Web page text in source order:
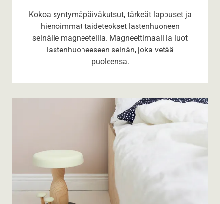
Kokoa syntymäpäiväkutsut, tärkeät lappuset ja
hienoimmat taideteokset lastenhuoneen
seinälle magneeteilla. Magneettimaalilla luot
lastenhuoneeseen seinän, joka vetää
puoleensa.